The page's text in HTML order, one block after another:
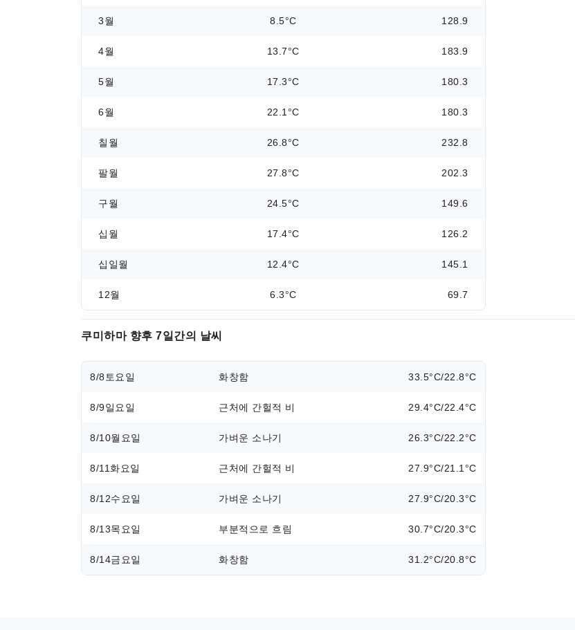
3월 8.5°C 128.9
4월 13.7°C 183.9
5월 17.3°C 180.3
6월 22.1°C 180.3
칠월 26.8°C 232.8
팔월 27.8°C 202.3
구월 24.5°C 149.6
십월 17.4°C 126.2
십일월 12.4°C 145.1
12월 6.3°C 69.7
쿠미하마 향후 7일간의 날씨
8/8 토요일 화창함 33.5°C/22.8°C
8/9일요일 근처에 간헐적 비 29.4°C/22.4°C
8/10월요일 가벼운 소나기 26.3°C/22.2°C
8/11 화요일 근처에 간헐적 비 27.9°C/21.1°C
8/12수요일 가벼운 소나기 27.9°C/20.3°C
8/13목요일 부분적으로 흐림 30.7°C/20.3°C
8/14금요일 화창함 31.2°C/20.8°C